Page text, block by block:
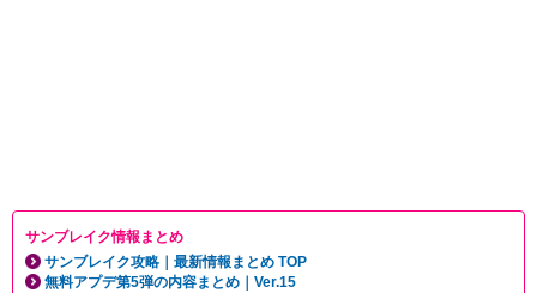
サンブレイク情報まとめ
サンブレイク攻略｜最新情報まとめ TOP
無料アプデ第5弾の内容まとめ｜Ver.15